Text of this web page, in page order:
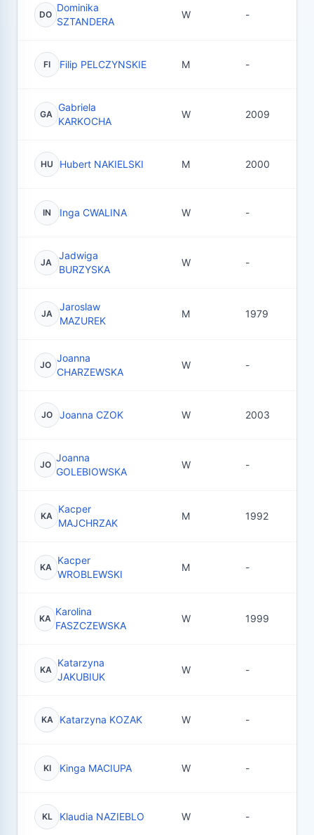
DO
Dominika
SZTANDERA
W -
FI Filip PELCZYNSKIE M -
GA
Gabriela
KARKOCHA
W 2009
HU Hubert NAKIELSKI M 2000
IN Inga CWALINA W -
JA
Jadwiga
BURZYSKA
W -
JA
Jaroslaw
MAZUREK
M 1979
JO
Joanna
CHARZEWSKA
W -
JO Joanna CZOK W 2003
JO
Joanna
GOLEBIOWSKA
W -
KA
Kacper
MAJCHRZAK
M 1992
KA
Kacper
WROBLEWSKI
M -
KA
Karolina
FASZCZEWSKA
W 1999
KA
Katarzyna
JAKUBIUK
W -
KA Katarzyna KOZAK W -
KI Kinga MACIUPA W -
KL Klaudia NAZIEBLO W -